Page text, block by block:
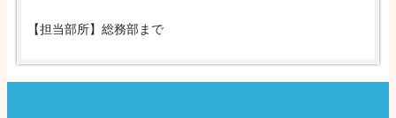
【担当部所】総務部まで